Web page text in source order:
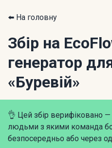
⬅️ На головну
Збір на
генератор
«Буревій»
👌 Цей збір верифіковано —
людьми з якими команда
безпосередньо або через